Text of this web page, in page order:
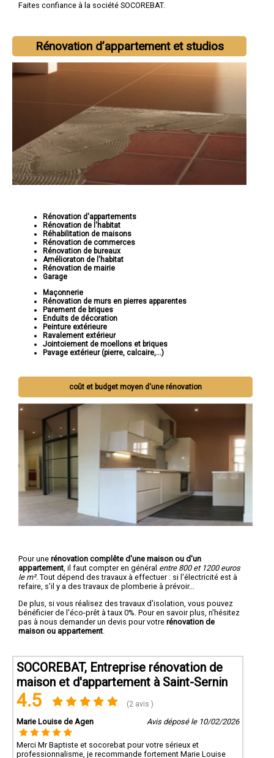
Faites confiance à la société SOCOREBAT.
Rénovation d’appartement et studios
Rénovation d'appartements
Rénovation de l'habitat
Réhabilitation de maisons
Rénovation de commerces
Rénovation de bureaux
Amélioraton de l'habitat
Rénovation de mairie
Garage
Maçonnerie
Rénovation de murs en pierres apparentes
Parement de briques
Enduits de décoration
Peinture extérieure
Ravalement extérieur
Jointoiement de moellons et briques
Pavage extérieur (pierre, calcaire,...)
coût et budget moyen d'une rénovation
Pour une rénovation complête d'une maison ou d'un
appartement , il faut compter en général entre 800 et 1200 euros
le m². Tout dépend des travaux à effectuer : si l'électricité est à
refaire, s'il y a des travaux de plomberie à prévoir...
De plus, si vous réalisez des travaux d'isolation, vous pouvez
bénéficier de l'éco-prêt à taux 0%. Pour en savoir plus, n'hésitez
pas à nous demander un devis pour votre rénovation de
maison ou appartement
SOCOREBAT, Entreprise rénovation de
maison et d'appartement à Saint-Sernin
4.5 (2 avis )
Marie Louise de Agen Avis déposé le 10/02/2026
Merci Mr Baptiste et socorebat pour votre sérieux et
professionnalisme, je recommande fortement Marie Louise